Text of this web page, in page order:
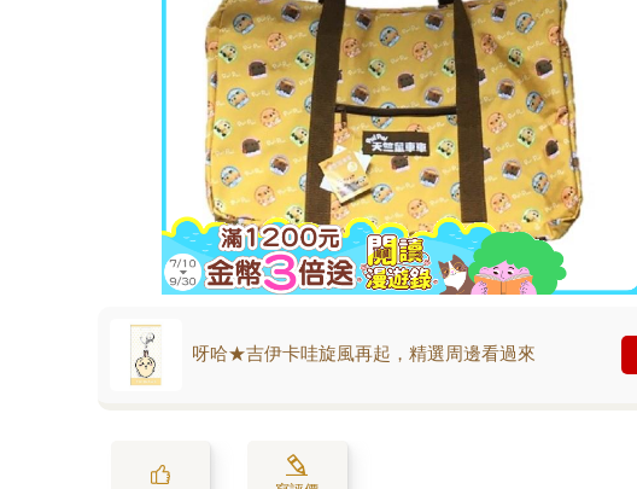
呀哈★吉伊卡哇旋風再起，精選周邊看過來